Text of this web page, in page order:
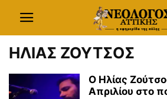
ΗΛΙΑΣ ΖΟΥΤΣΟΣ
Ο Ηλίας
Απριλίου στο